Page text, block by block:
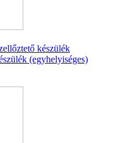
készülék
(egyhelyiséges)